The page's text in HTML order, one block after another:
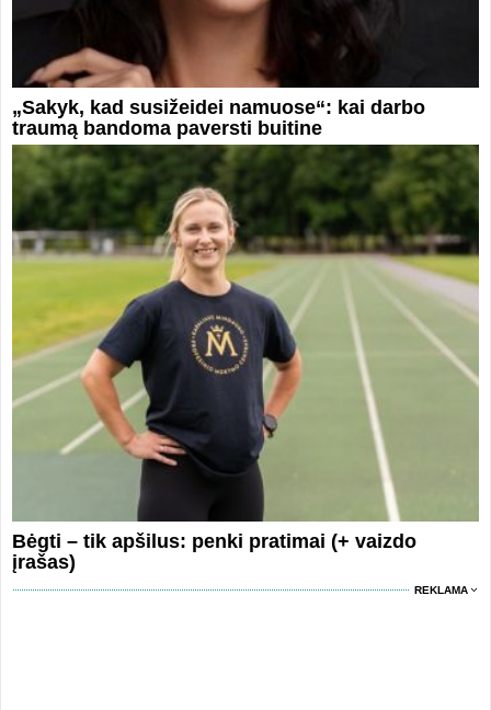
„Sakyk, kad susižeidei namuose“: kai darbo
traumą bandoma paversti buitine
Bėgti – tik apšilus: penki pratimai (+ vaizdo
įrašas)
REKLAMA